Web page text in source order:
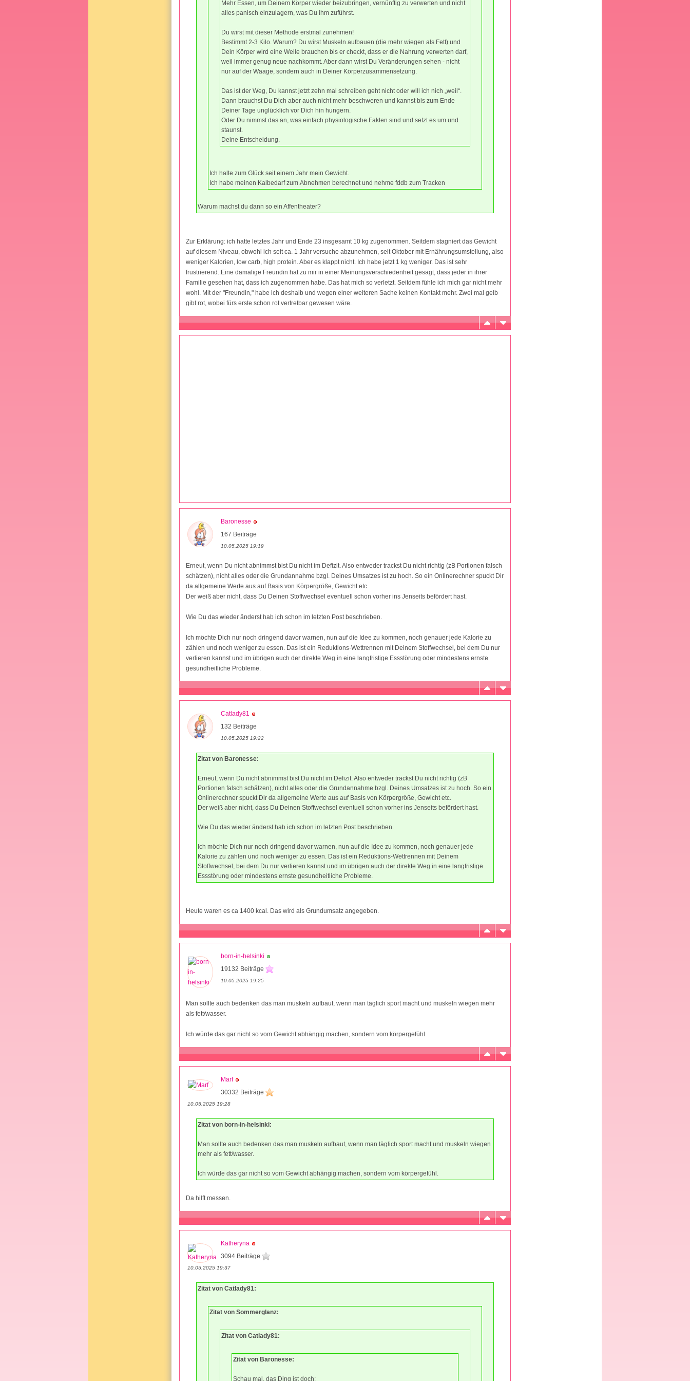
Mehr Essen, um Deinem Körper wieder beizubringen, vernünftig zu verwerten und nicht
alles panisch einzulagern, was Du ihm zuführst.
Du wirst mit dieser Methode erstmal zunehmen!
Bestimmt 2-3 Kilo. Warum? Du wirst Muskeln aufbauen (die mehr wiegen als Fett) und
Dein Körper wird eine Weile brauchen bis er checkt, dass er die Nahrung verwerten darf,
weil immer genug neue nachkommt. Aber dann wirst Du Veränderungen sehen - nicht
nur auf der Waage, sondern auch in Deiner Körperzusammensetzung.
Das ist der Weg, Du kannst jetzt zehn mal schreiben geht nicht oder will ich nich „weil“.
Dann brauchst Du Dich aber auch nicht mehr beschweren und kannst bis zum Ende
Deiner Tage unglücklich vor Dich hin hungern.
Oder Du nimmst das an, was einfach physiologische Fakten sind und setzt es um und
staunst.
Deine Entscheidung.
Ich halte zum Glück seit einem Jahr mein Gewicht.
Ich habe meinen Kalbedarf zum.Abnehmen berechnet und nehme fddb zum Tracken
Warum machst du dann so ein Affentheater?
Zur Erklärung: ich hatte letztes Jahr und Ende 23 insgesamt 10 kg zugenommen. Seitdem stagniert das Gewicht
auf diesem Niveau, obwohl ich seit ca. 1 Jahr versuche abzunehmen, seit Oktober mit Ernährungsumstellung, also
weniger Kalorien, low carb, high protein. Aber es klappt nicht. Ich habe jetzt 1 kg weniger. Das ist sehr
frustrierend..Eine damalige Freundin hat zu mir in einer Meinungsverschiedenheit gesagt, dass jeder in ihrer
Familie gesehen hat, dass ich zugenommen habe. Das hat mich so verletzt. Seitdem fühle ich mich gar nicht mehr
wohl. Mit der "Freundin," habe ich deshalb und wegen einer weiteren Sache keinen Kontakt mehr. Zwei mal gelb
gibt rot, wobei fürs erste schon rot vertretbar gewesen wäre.
Baronesse
167 Beiträge
10.05.2025 19:19
Erneut, wenn Du nicht abnimmst bist Du nicht im Defizit. Also entweder trackst Du nicht richtig (zB Portionen falsch
schätzen), nicht alles oder die Grundannahme bzgl. Deines Umsatzes ist zu hoch. So ein Onlinerechner spuckt Dir
da allgemeine Werte aus auf Basis von Körpergröße, Gewicht etc.
Der weiß aber nicht, dass Du Deinen Stoffwechsel eventuell schon vorher ins Jenseits befördert hast.
Wie Du das wieder änderst hab ich schon im letzten Post beschrieben.
Ich möchte Dich nur noch dringend davor warnen, nun auf die Idee zu kommen, noch genauer jede Kalorie zu
zählen und noch weniger zu essen. Das ist ein Reduktions-Wettrennen mit Deinem Stoffwechsel, bei dem Du nur
verlieren kannst und im übrigen auch der direkte Weg in eine langfristige Essstörung oder mindestens ernste
gesundheitliche Probleme.
Catlady81
132 Beiträge
10.05.2025 19:22
Zitat von Baronesse:
Erneut, wenn Du nicht abnimmst bist Du nicht im Defizit. Also entweder trackst Du nicht richtig (zB
Portionen falsch schätzen), nicht alles oder die Grundannahme bzgl. Deines Umsatzes ist zu hoch. So ein
Onlinerechner spuckt Dir da allgemeine Werte aus auf Basis von Körpergröße, Gewicht etc.
Der weiß aber nicht, dass Du Deinen Stoffwechsel eventuell schon vorher ins Jenseits befördert hast.
Wie Du das wieder änderst hab ich schon im letzten Post beschrieben.
Ich möchte Dich nur noch dringend davor warnen, nun auf die Idee zu kommen, noch genauer jede
Kalorie zu zählen und noch weniger zu essen. Das ist ein Reduktions-Wettrennen mit Deinem
Stoffwechsel, bei dem Du nur verlieren kannst und im übrigen auch der direkte Weg in eine langfristige
Essstörung oder mindestens ernste gesundheitliche Probleme.
Heute waren es ca 1400 kcal. Das wird als Grundumsatz angegeben.
born-in-helsinki
19132 Beiträge
10.05.2025 19:25
Man sollte auch bedenken das man muskeln aufbaut, wenn man täglich sport macht und muskeln wiegen mehr
als fett/wasser.
Ich würde das gar nicht so vom Gewicht abhängig machen, sondern vom körpergefühl.
Marf
30332 Beiträge
10.05.2025 19:28
Zitat von born-in-helsinki:
Man sollte auch bedenken das man muskeln aufbaut, wenn man täglich sport macht und muskeln wiegen
mehr als fett/wasser.
Ich würde das gar nicht so vom Gewicht abhängig machen, sondern vom körpergefühl.
Da hilft messen.
Katheryna
3094 Beiträge
10.05.2025 19:37
Zitat von Catlady81:
Zitat von Sommerglanz:
Zitat von Catlady81:
Zitat von Baronesse:
Schau mal, das Ding ist doch: